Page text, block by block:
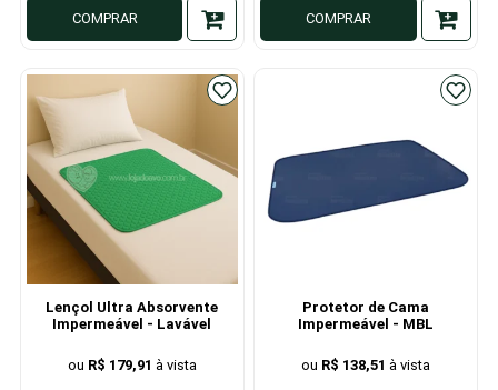
COMPRAR COMPRAR
Lençol Ultra Absorvente
Impermeável - Lavável
R$ 179,91
Protetor de Cama
Impermeável - MBL
R$ 138,51